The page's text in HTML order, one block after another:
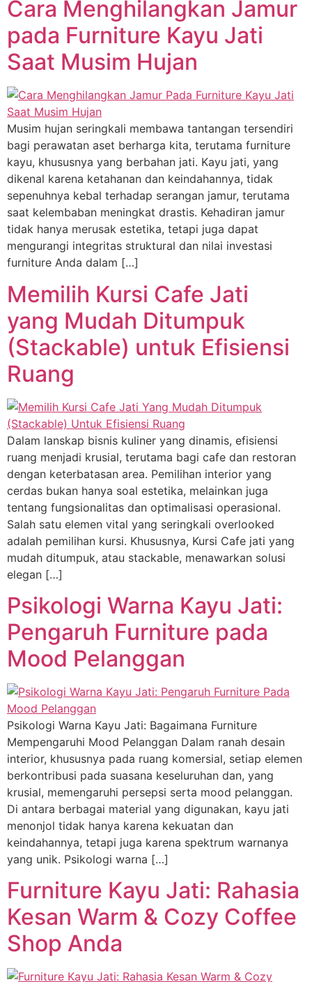
Cara Menghilangkan Jamur
pada Furniture Kayu Jati
Saat Musim Hujan
Musim hujan seringkali membawa tantangan tersendiri
bagi perawatan aset berharga kita, terutama furniture
kayu, khususnya yang berbahan jati. Kayu jati, yang
dikenal karena ketahanan dan keindahannya, tidak
sepenuhnya kebal terhadap serangan jamur, terutama
saat kelembaban meningkat drastis. Kehadiran jamur
tidak hanya merusak estetika, tetapi juga dapat
mengurangi integritas struktural dan nilai investasi
furniture Anda dalam […]
Memilih Kursi Cafe Jati
yang Mudah Ditumpuk
(Stackable) untuk Efisiensi
Ruang
Dalam lanskap bisnis kuliner yang dinamis, efisiensi
ruang menjadi krusial, terutama bagi cafe dan restoran
dengan keterbatasan area. Pemilihan interior yang
cerdas bukan hanya soal estetika, melainkan juga
tentang fungsionalitas dan optimalisasi operasional.
Salah satu elemen vital yang seringkali overlooked
adalah pemilihan kursi. Khususnya, Kursi Cafe jati yang
mudah ditumpuk, atau stackable, menawarkan solusi
elegan […]
Psikologi Warna Kayu Jati:
Pengaruh Furniture pada
Mood Pelanggan
Psikologi Warna Kayu Jati: Bagaimana Furniture
Mempengaruhi Mood Pelanggan Dalam ranah desain
interior, khususnya pada ruang komersial, setiap elemen
berkontribusi pada suasana keseluruhan dan, yang
krusial, memengaruhi persepsi serta mood pelanggan.
Di antara berbagai material yang digunakan, kayu jati
menonjol tidak hanya karena kekuatan dan
keindahannya, tetapi juga karena spektrum warnanya
yang unik. Psikologi warna […]
Furniture Kayu Jati: Rahasia
Kesan Warm & Cozy Coffee
Shop Anda